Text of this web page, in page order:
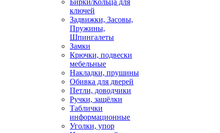
Бирки/Кольца для
ключей
Задвижки, Засовы,
Пружины,
Шпингалеты
Замки
Крючки, подвески
мебельные
Накладки, прушины
Обивка для дверей
Петли, доводчики
Ручки, защёлки
Таблички
информационные
Уголки, упор